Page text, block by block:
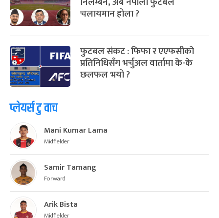
चलायमान होला ?
फुटबल संकट : फिफा र एएफसीको
प्रतिनिधिसँग भर्चुअल वार्तामा के-के
छलफल भयो ?
प्लेयर्स टु वाच
Mani Kumar Lama
Midfielder
Samir Tamang
Forward
Arik Bista
Midfielder